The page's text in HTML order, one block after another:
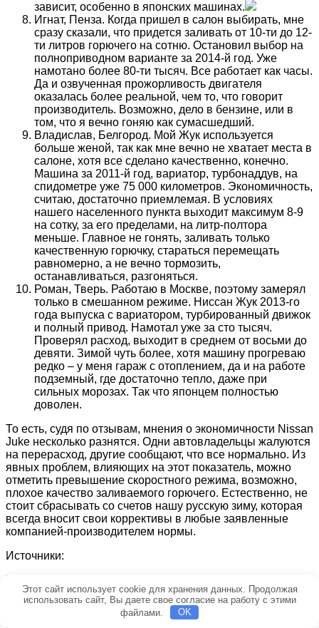
зависит, особенно в японских машинах.
Игнат, Пенза. Когда пришел в салон выбирать, мне
сразу сказали, что придется заливать от 10-ти до 12-
ти литров горючего на сотню. Остановил выбор на
полноприводном варианте за 2014-й год. Уже
намотано более 80-ти тысяч. Все работает как часы.
Да и озвученная прожорливость двигателя
оказалась более реальной, чем то, что говорит
производитель. Возможно, дело в бензине, или в
том, что я вечно гоняю как сумасшедший.
Владислав, Белгород. Мой Жук используется
больше женой, так как мне вечно не хватает места в
салоне, хотя все сделано качественно, конечно.
Машина за 2011-й год, вариатор, турбонаддув, на
спидометре уже 75 000 километров. Экономичность,
считаю, достаточно приемлемая. В условиях
нашего населенного пункта выходит максимум 8-9
на сотку, за его пределами, на литр-полтора
меньше. Главное не гонять, заливать только
качественную горючку, стараться перемещать
равномерно, а не вечно тормозить,
останавливаться, разгоняться.
Роман, Тверь. Работаю в Москве, поэтому замерял
только в смешанном режиме. Ниссан Жук 2013-го
года выпуска с вариатором, турбированный движок
и полный привод. Намотал уже за сто тысяч.
Проверял расход, выходит в среднем от восьми до
девяти. Зимой чуть более, хотя машину прогреваю
редко – у меня гараж с отоплением, да и на работе
подземный, где достаточно тепло, даже при
сильных морозах. Так что японцем полностью
доволен.
То есть, судя по отзывам, мнения о экономичности Nissan
Juke несколько разнятся. Одни автовладельцы жалуются
на перерасход, другие сообщают, что все нормально. Из
явных проблем, влияющих на этот показатель, можно
отметить превышение скоростного режима, возможно,
плохое качество заливаемого горючего. Естественно, не
стоит сбрасывать со счетов нашу русскую зиму, которая
всегда вносит свои коррективы в любые заявленные
компанией-производителем нормы.
Источники:
http://rasxodtopliva.ru/114-nissan-zhuk.html
http://driverstalk.ru/rasxod-topliva-nissan-juke.html
http://xtoplivo.ru/nissan/normy-rashoda-benzina-nissan-zhuk
http://jp4x4.ru/nissan/juke-rasxod-topliva.html
Этот сайт использует cookie для хранения данных. Продолжая
использовать сайт, Вы даете свое согласие на работу с этими
файлами.
OK